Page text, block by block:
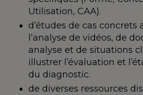
Utilisation, CAA).
d’études de cas concrets
l’analyse de vidéos, de
analyse et de situations
illustrer l’évaluation et
du diagnostic.
de diverses ressources